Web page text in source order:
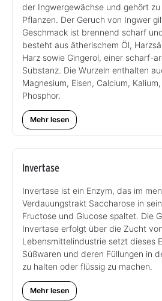
der Ingwergewächse und gehört
Pflanzen. Der Geruch von Ingwer
Geschmack ist brennend scharf
besteht aus ätherischem Öl,
Harz sowie Gingerol, einer scharf-
Substanz. Die Wurzeln enthalten
Magnesium, Eisen, Calcium,
Phosphor.
Mehr lesen
Invertase
Invertase ist ein Enzym, das im
Verdauungstrakt Saccharose in
Fructose und Glucose spaltet. Die
Invertase erfolgt über die Zucht
Lebensmittelindustrie setzt dieses
Süßwaren und deren Füllungen in
zu halten oder flüssig zu machen.
Mehr lesen